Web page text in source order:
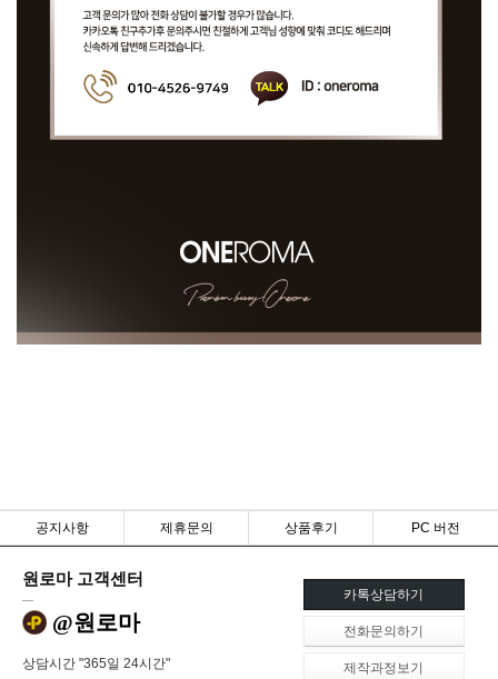
공지사항 제휴문의 상품후기 PC 버전
원로마 고객센터
@원로마
상담시간 "365일 24시간"
카톡상담하기
전화문의하기
제작과정보기